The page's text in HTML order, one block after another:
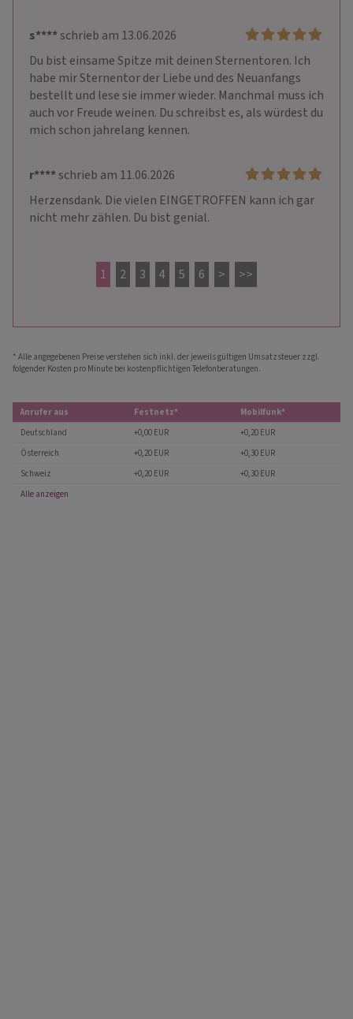
s****schrieb am 13.06.2026
Du bist einsame Spitze mit deinen Sternentoren. Ich
habe mir Sternentor der Liebe und des Neuanfangs
bestellt und lese sie immer wieder. Manchmal muss ich
auch vor Freude weinen. Du schreibst es, als würdest du
mich schon jahrelang kennen.
r****schrieb am 11.06.2026
Herzensdank. Die vielen EINGETROFFEN kann ich gar
nicht mehr zählen. Du bist genial.
1 2 3 4 5 6 > >>
* Alle angegebenen Preise verstehen sich inkl. der jeweils gültigen Umsatzsteuer zzgl.
folgender Kosten pro Minute bei kostenpflichtigen Telefonberatungen.
Anrufer aus Festnetz*
Mobilfunk*
Deutschland
+0,00 EUR
+0,20 EUR
Österreich
+0,20 EUR
+0,30 EUR
Schweiz
+0,20 EUR
+0,30 EUR
Alle anzeigen